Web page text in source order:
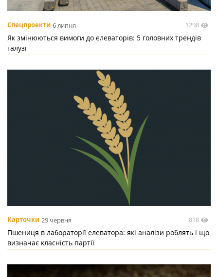
Спецпроекти 6 липня 1298
Як змінюються вимоги до елеваторів: 5 головних трендів
галузі
Карточки 29 червня 818
Пшениця в лабораторії елеватора: які аналізи роблять і що
визначає класність партії